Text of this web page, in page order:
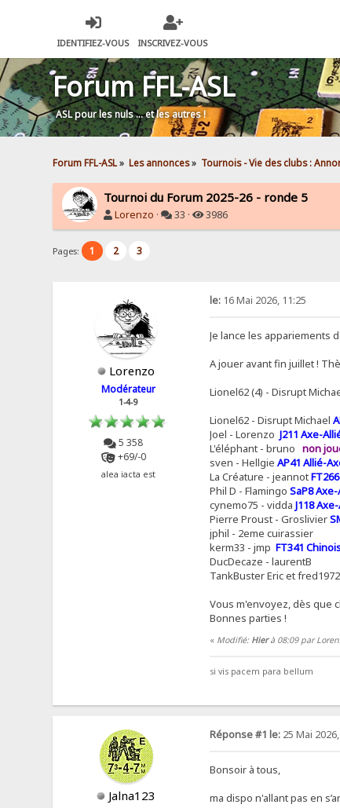
IDENTIFIEZ-VOUS INSCRIVEZ-VOUS
Forum FFL-ASL
ASL pour les nuls … et les autres !
Forum FFL-ASL» Les annonces» Tournois - Vie des clubs :
Tournoi du Forum 2025-26 - ronde 5
Lorenzo · 33 · 3986
Pages: 1 2 3
Lorenzo
Modérateur
1-4-9
5 358
+69/-0
alea iacta est
le:16 Mai 2026, 11:25
Je lance les appariements
A jouer avant fin juillet !
Lionel62 (4) - Disrupt
Lionel62 - Disrupt Michael
Joel - Lorenzo J211 Axe-
L'éléphant - bruno non
sven - Hellgie AP41 Allié-
La Créature - jeannot
Phil D - Flamingo SaP8
cynemo75 - vidda J118
Pierre Proust - Groslivier
jphil - 2eme cuirassier
kerm33 - jmp FT341
DucDecaze - laurentB
TankBuster Eric et
Vous m'envoyez, dès que
Bonnes parties !
« Modifié: Hierà 08:09 par
si vis pacem para bellum
Jalna123
Réponse #1 le:25 Mai
Bonsoir à tous,
ma dispo n'allant pas en